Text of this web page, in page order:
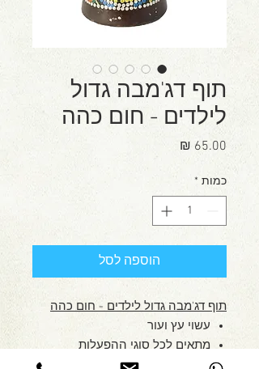
תוף דג'מבה גדול
לילדים - חום כהה
כמות *
הוספה לסל
תוף דג'מבה גדול לילדים - חום כהה
עשוי עץ ועור
מתאים לכל סוגי ההפעלות
(חוץ/פנים)